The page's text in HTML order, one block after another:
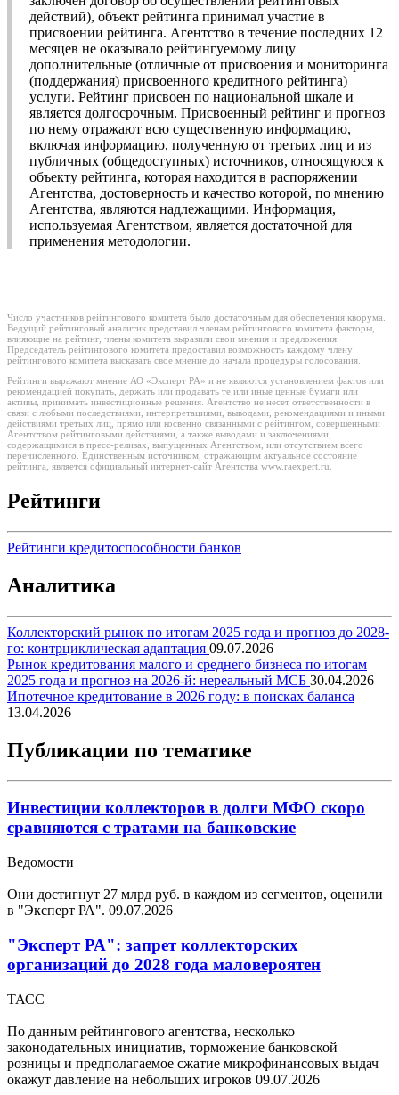
действий), объект рейтинга принимал участие в
присвоении рейтинга. Агентство в течение последних 12
месяцев не оказывало рейтингуемому лицу
дополнительные (отличные от присвоения и мониторинга
(поддержания) присвоенного кредитного рейтинга)
услуги. Рейтинг присвоен по национальной шкале и
является долгосрочным. Присвоенный рейтинг и прогноз
по нему отражают всю существенную информацию,
включая информацию, полученную от третьих лиц и из
публичных (общедоступных) источников, относящуюся к
объекту рейтинга, которая находится в распоряжении
Агентства, достоверность и качество которой, по мнению
Агентства, являются надлежащими. Информация,
используемая Агентством, является достаточной для
применения методологии.
Число участников рейтингового комитета было достаточным для обеспечения кворума.
Ведущий рейтинговый аналитик представил членам рейтингового комитета факторы,
влияющие на рейтинг, члены комитета выразили свои мнения и предложения.
Председатель рейтингового комитета предоставил возможность каждому члену
рейтингового комитета высказать свое мнение до начала процедуры голосования.
Рейтинги выражают мнение АО «Эксперт РА» и не являются установлением фактов или
рекомендацией покупать, держать или продавать те или иные ценные бумаги или
активы, принимать инвестиционные решения. Агентство не несет ответственности в
связи с любыми последствиями, интерпретациями, выводами, рекомендациями и иными
действиями третьих лиц, прямо или косвенно связанными с рейтингом, совершенными
Агентством рейтинговыми действиями, а также выводами и заключениями,
содержащимися в пресс-релизах, выпущенных Агентством, или отсутствием всего
перечисленного. Единственным источником, отражающим актуальное состояние
рейтинга, является официальный интернет-сайт Агентства www.raexpert.ru.
Рейтинги
Рейтинги кредитоспособности банков
Аналитика
Коллекторский рынок по итогам 2025 года и прогноз до 2028-
го: контрциклическая адаптация 09.07.2026
Рынок кредитования малого и среднего бизнеса по итогам
2025 года и прогноз на 2026-й: нереальный МСБ 30.04.2026
Ипотечное кредитование в 2026 году: в поисках баланса
13.04.2026
Публикации по тематике
Инвестиции коллекторов в долги МФО скоро
сравняются с тратами на банковские
Ведомости
Они достигнут 27 млрд руб. в каждом из сегментов, оценили
в "Эксперт РА". 09.07.2026
"Эксперт РА": запрет коллекторских
организаций до 2028 года маловероятен
ТАСС
По данным рейтингового агентства, несколько
законодательных инициатив, торможение банковской
розницы и предполагаемое сжатие микрофинансовых выдач
окажут давление на небольших игроков 09.07.2026